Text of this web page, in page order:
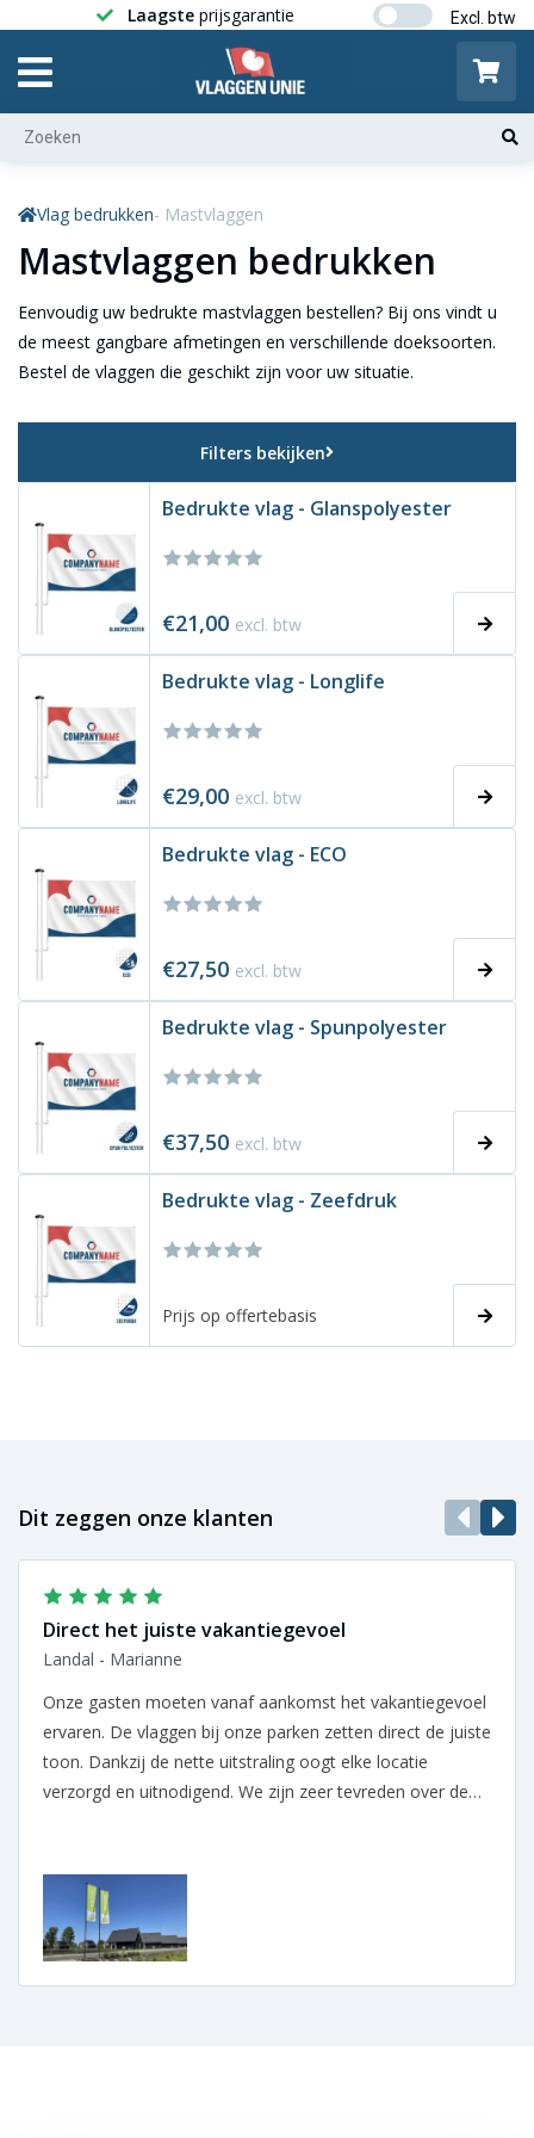
Laagste prijsgarantie Gratis
Vlag bedrukken- Mastvlaggen
Mastvlaggen bedrukken
Eenvoudig uw bedrukte mastvlaggen bestellen? Bij ons vindt u
de meest gangbare afmetingen en verschillende doeksoorten.
Bestel de vlaggen die geschikt zijn voor uw situatie.
Filters bekijken
Bedrukte vlag - Glanspolyester
€21,00 excl. btw
Bedrukte vlag - Longlife
€29,00 excl. btw
Bedrukte vlag - ECO
€27,50 excl. btw
Bedrukte vlag - Spunpolyester
€37,50 excl. btw
Bedrukte vlag - Zeefdruk
Prijs op offertebasis
Dit zeggen onze klanten
Direct het juiste vakantiegevoel
Landal - Marianne
Onze gasten moeten vanaf aankomst het vakantiegevoel
ervaren. De vlaggen bij onze parken zetten direct de juiste
toon. Dankzij de nette uitstraling oogt elke locatie
verzorgd en uitnodigend. We zijn zeer tevreden over de